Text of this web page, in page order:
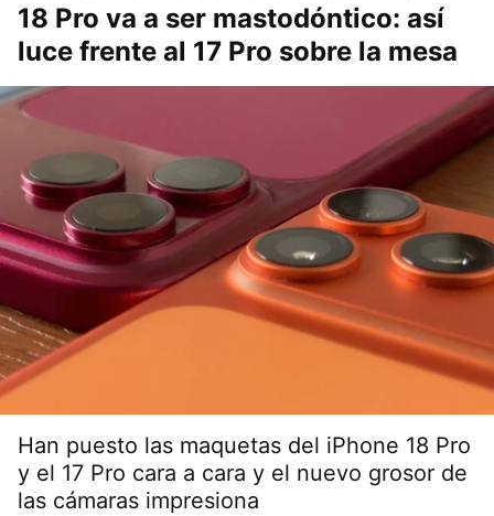
18 Pro va a ser mastodóntico: así
luce frente al 17 Pro sobre la mesa
Han puesto las maquetas del iPhone 18 Pro
y el 17 Pro cara a cara y el nuevo grosor de
las cámaras impresiona